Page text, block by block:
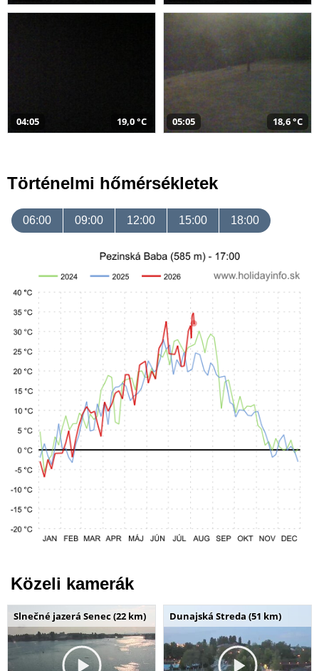
04:05 19,0 °C 05:05 18,6 °C
Történelmi hőmérsékletek
06:00 09:00 12:00 15:00 18:00
Közeli kamerák
Slnečné jazerá Senec (22 km) Dunajská Streda (51 km)